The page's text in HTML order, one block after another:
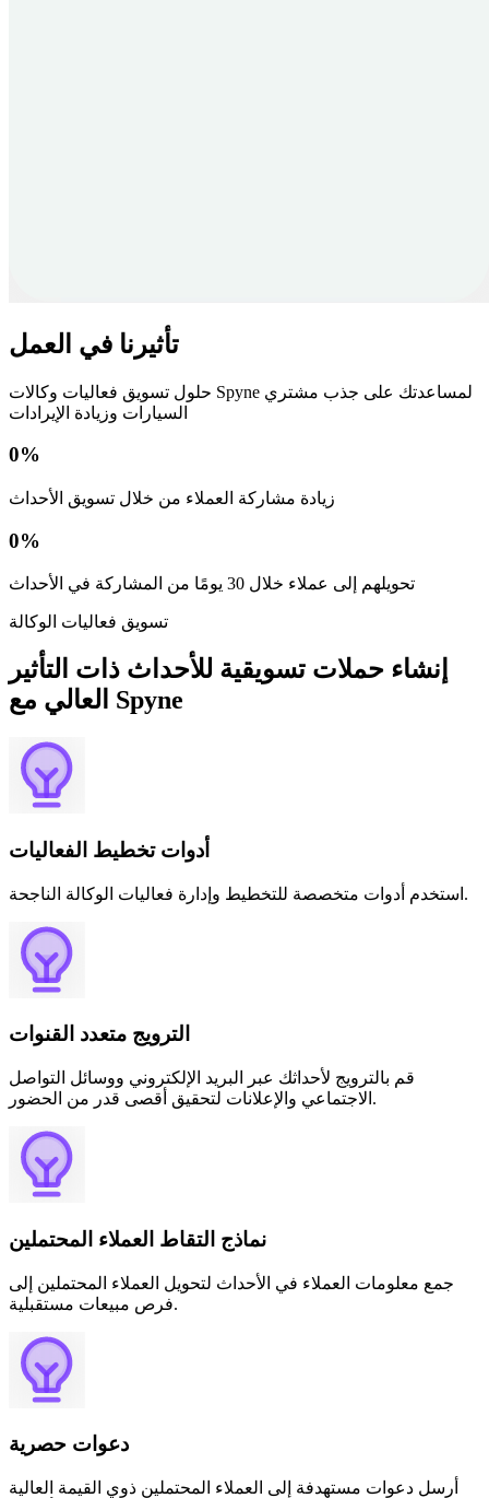
تأثيرنا في العمل
حلول تسويق فعاليات وكالات Spyne لمساعدتك على جذب مشتري
السيارات وزيادة الإيرادات
0%
زيادة مشاركة العملاء من خلال تسويق الأحداث
0%
تحويلهم إلى عملاء خلال 30 يومًا من المشاركة في الأحداث
تسويق فعاليات الوكالة
إنشاء حملات تسويقية للأحداث ذات التأثير
العالي مع Spyne
أدوات تخطيط الفعاليات
استخدم أدوات متخصصة للتخطيط وإدارة فعاليات الوكالة الناجحة.
الترويج متعدد القنوات
قم بالترويج لأحداثك عبر البريد الإلكتروني ووسائل التواصل
الاجتماعي والإعلانات لتحقيق أقصى قدر من الحضور.
نماذج التقاط العملاء المحتملين
جمع معلومات العملاء في الأحداث لتحويل العملاء المحتملين إلى
فرص مبيعات مستقبلية.
دعوات حصرية
أرسل دعوات مستهدفة إلى العملاء المحتملين ذوي القيمة العالية